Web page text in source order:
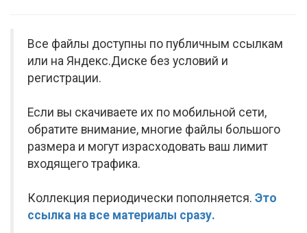
Все файлы доступны по публичным ссылкам
или на Яндекс.Диске без условий и
регистрации.
Если вы скачиваете их по мобильной сети,
обратите внимание, многие файлы большого
размера и могут израсходовать ваш лимит
входящего трафика.
Коллекция периодически пополняется. Это
ссылка на все материалы сразу.